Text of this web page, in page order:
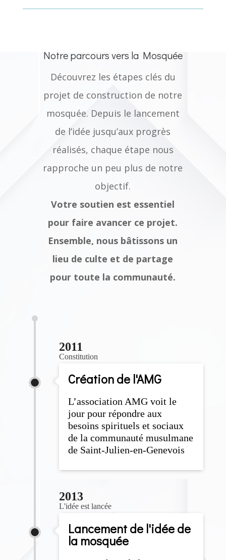
Notre parcours vers la Mosquée
Découvrez les étapes clés du
projet de construction de notre
mosquée. Depuis le lancement
de l’idée jusqu’aux progrès
réalisés, chaque étape nous
rapproche un peu plus de notre
objectif.
Votre soutien est essentiel
pour faire avancer ce projet.
Ensemble, nous bâtissons un
lieu de culte et de partage
pour toute la communauté.
2011
Constitution
Création de l'AMG
L’association AMG voit le
jour pour répondre aux
besoins spirituels et sociaux
de la communauté musulmane
de Saint-Julien-en-Genevois
2013
L'idée est lancée
Lancement de l'idée de
la mosquée